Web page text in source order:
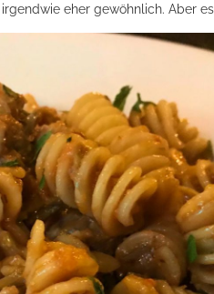
eher gewöhnlich. Aber